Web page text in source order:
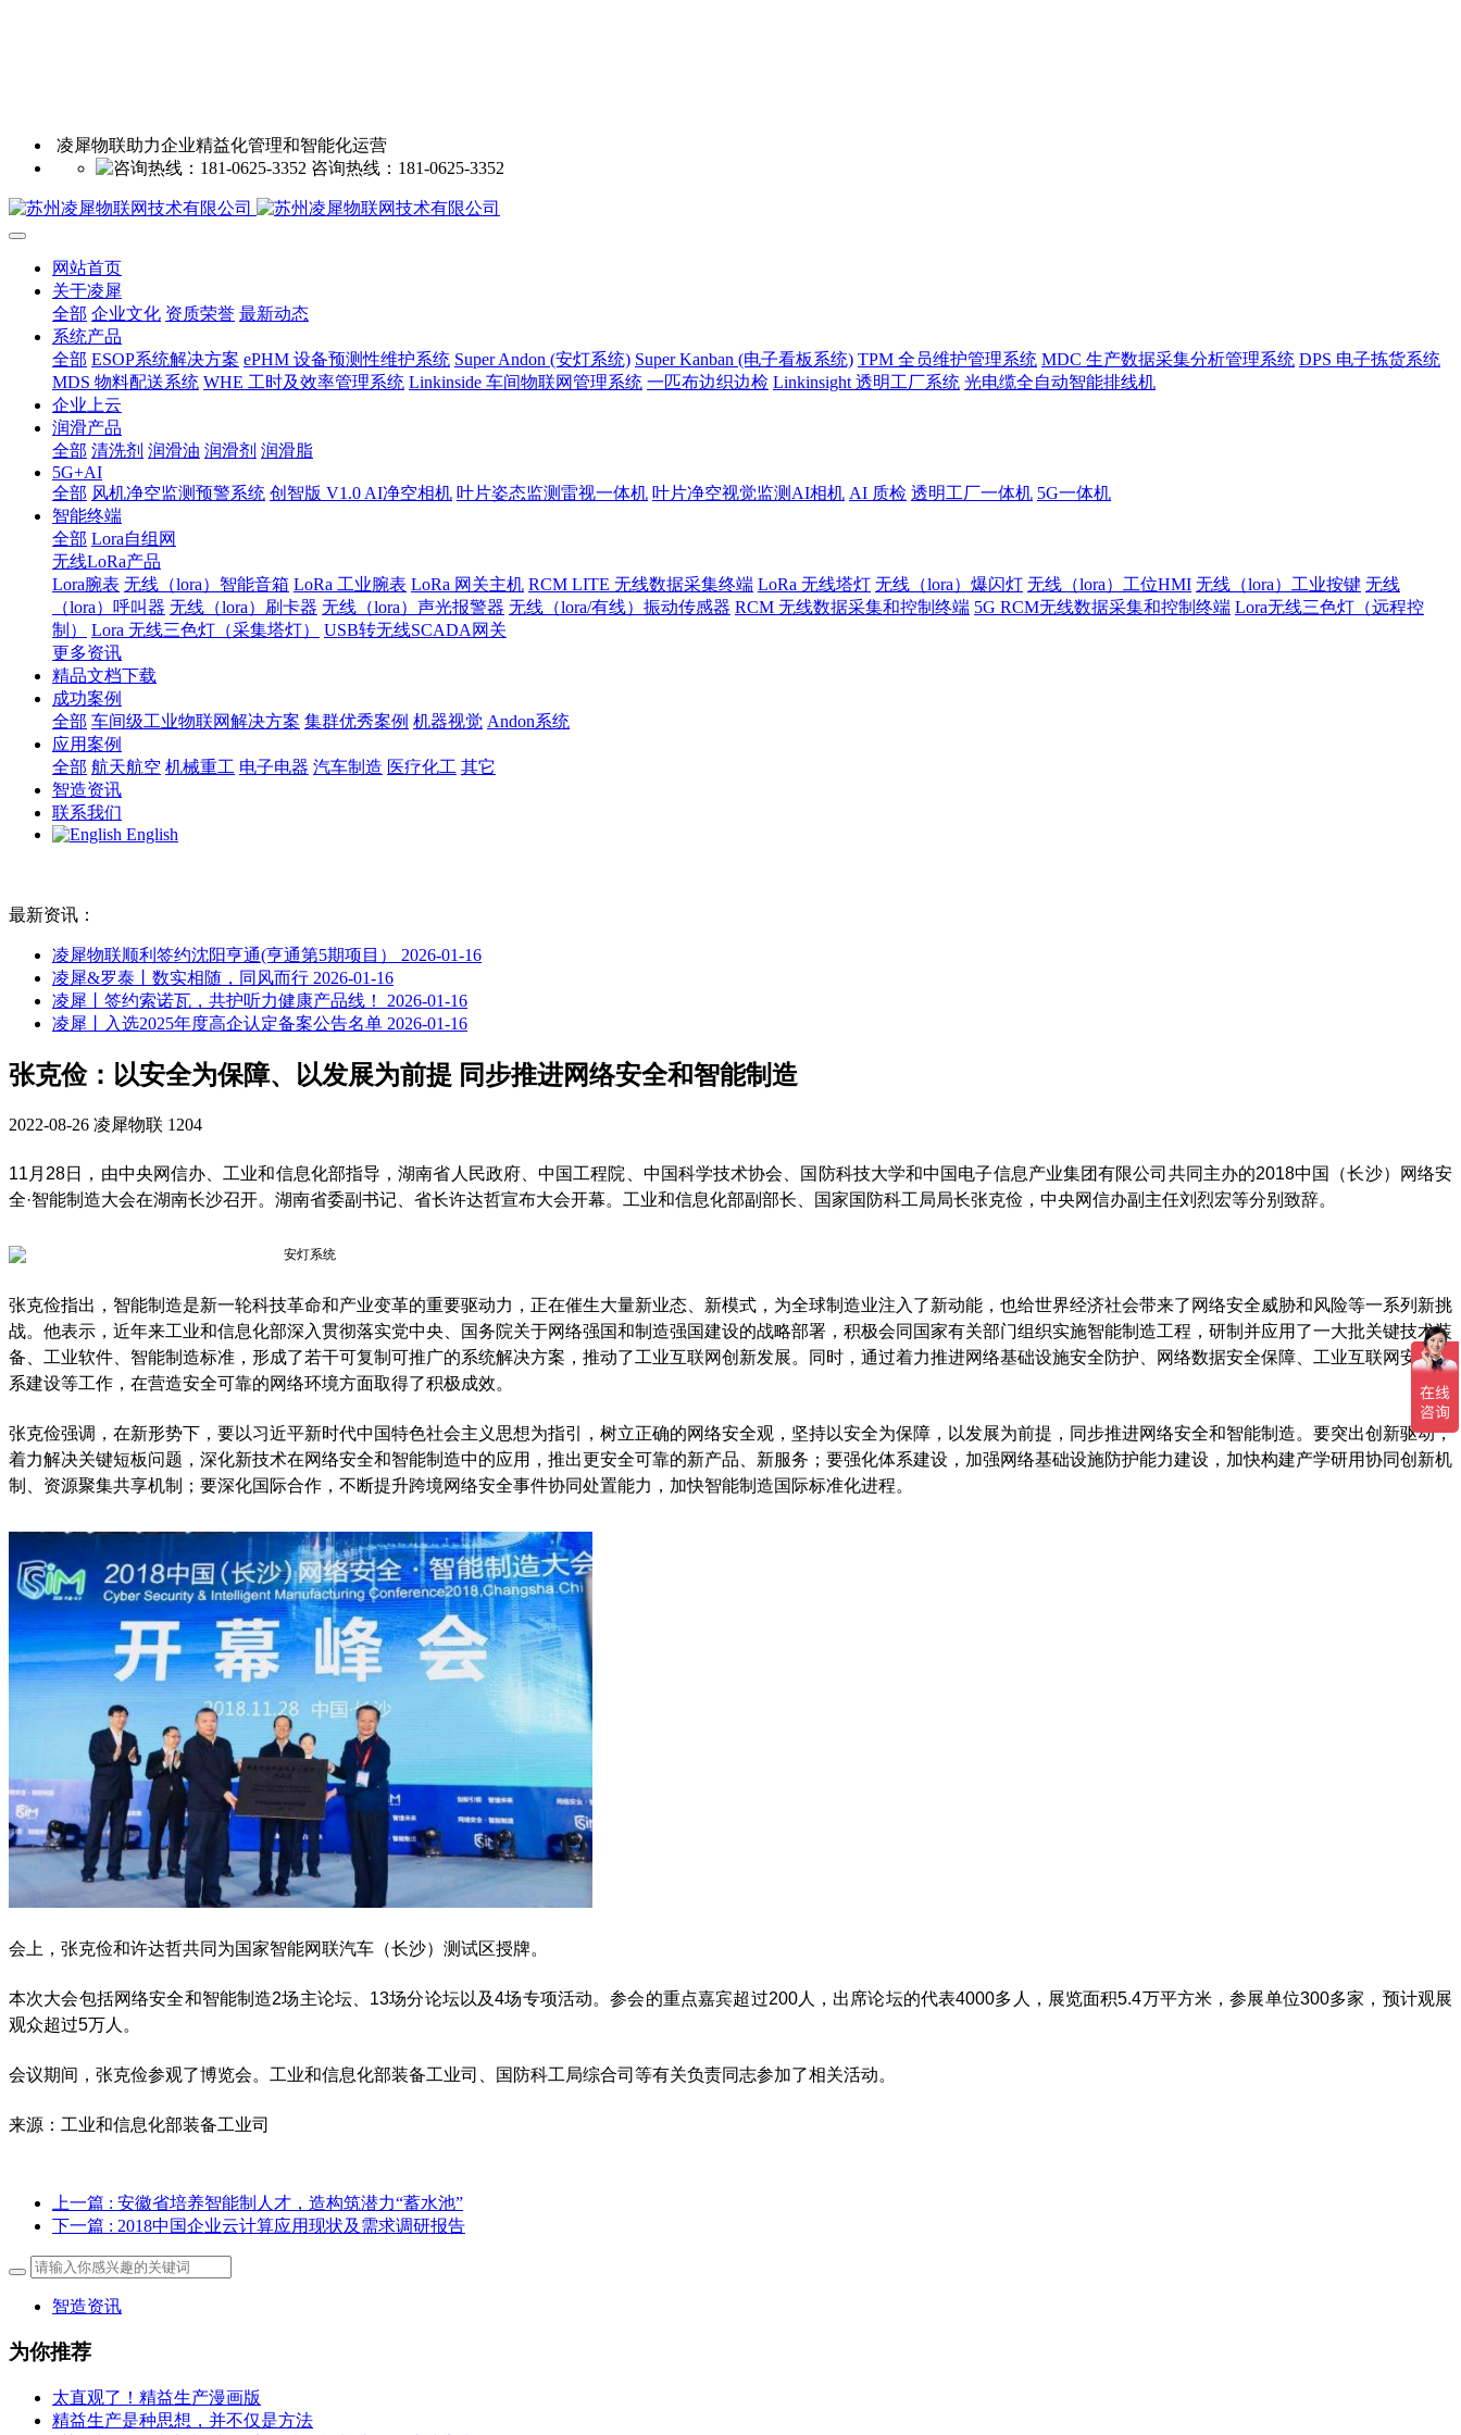
凌犀物联助力企业精益化管理和智能化运营
咨询热线：181-0625-3352
网站首页
关于凌犀
全部 企业文化 资质荣誉 最新动态
系统产品
全部 ESOP系统解决方案 ePHM 设备预测性维护系统 Super Andon (安灯系统) Super Kanban (电子看板系统) TPM 全员维护管理系统 MDC 生产数据采集分析管理系统 DPS 电子拣货系统
MDS 物料配送系统 WHE 工时及效率管理系统 Linkinside 车间物联网管理系统 一匹布边织边检 Linkinsight 透明工厂系统 光电缆全自动智能排线机
企业上云
润滑产品
全部 清洗剂 润滑油 润滑剂 润滑脂
5G+AI
全部 风机净空监测预警系统 创智版 V1.0 AI净空相机 叶片姿态监测雷视一体机 叶片净空视觉监测AI相机 AI 质检 透明工厂一体机 5G一体机
智能终端
全部 Lora自组网
无线LoRa产品
Lora腕表 无线（lora）智能音箱 LoRa 工业腕表 LoRa 网关主机 RCM LITE 无线数据采集终端 LoRa 无线塔灯 无线（lora）爆闪灯 无线（lora）工位HMI 无线（lora）工业按键 无线
（lora）呼叫器 无线（lora）刷卡器 无线（lora）声光报警器 无线（lora/有线）振动传感器 RCM 无线数据采集和控制终端 5G RCM无线数据采集和控制终端 Lora无线三色灯（远程控
制）
Lora 无线三色灯（采集塔灯）
USB转无线SCADA网关
更多资讯
精品文档下载
成功案例
全部 车间级工业物联网解决方案 集群优秀案例 机器视觉 Andon系统
应用案例
全部 航天航空 机械重工 电子电器 汽车制造 医疗化工 其它
智造资讯
联系我们
English
最新资讯：
凌犀物联顺利签约沈阳亨通(亨通第5期项目） 2026-01-16
凌犀&罗泰丨数实相随，同风而行 2026-01-16
凌犀丨签约索诺瓦，共护听力健康产品线！ 2026-01-16
凌犀丨入选2025年度高企认定备案公告名单 2026-01-16
张克俭：以安全为保障、以发展为前提 同步推进网络安全和智能制造
2022-08-26 凌犀物联 1204
11月28日，由中央网信办、工业和信息化部指导，湖南省人民政府、中国工程院、中国科学技术协会、国防科技大学和中国电子信息产业集团有限公司共同主办的2018中国（长沙）网络安
全·智能制造大会在湖南长沙召开。湖南省委副书记、省长许达哲宣布大会开幕。工业和信息化部副部长、国家国防科工局局长张克俭，中央网信办副主任刘烈宏等分别致辞。
张克俭指出，智能制造是新一轮科技革命和产业变革的重要驱动力，正在催生大量新业态、新模式，为全球制造业注入了新动能，也给世界经济社会带来了网络安全威胁和风险等一系列新挑
战。他表示，近年来工业和信息化部深入贯彻落实党中央、国务院关于网络强国和制造强国建设的战略部署，积极会同国家有关部门组织实施智能制造工程，研制并应用了一大批关键技术装
备、工业软件、智能制造标准，形成了若干可复制可推广的系统解决方案，推动了工业互联网创新发展。同时，通过着力推进网络基础设施安全防护、网络数据安全保障、工业互联网安全体
系建设等工作，在营造安全可靠的网络环境方面取得了积极成效。
张克俭强调，在新形势下，要以习近平新时代中国特色社会主义思想为指引，树立正确的网络安全观，坚持以安全为保障，以发展为前提，同步推进网络安全和智能制造。要突出创新驱动，
着力解决关键短板问题，深化新技术在网络安全和智能制造中的应用，推出更安全可靠的新产品、新服务；要强化体系建设，加强网络基础设施防护能力建设，加快构建产学研用协同创新机
制、资源聚集共享机制；要深化国际合作，不断提升跨境网络安全事件协同处置能力，加快智能制造国际标准化进程。
会上，张克俭和许达哲共同为国家智能网联汽车（长沙）测试区授牌。
本次大会包括网络安全和智能制造2场主论坛、13场分论坛以及4场专项活动。参会的重点嘉宾超过200人，出席论坛的代表4000多人，展览面积5.4万平方米，参展单位300多家，预计观展
观众超过5万人。
会议期间，张克俭参观了博览会。工业和信息化部装备工业司、国防科工局综合司等有关负责同志参加了相关活动。
来源：工业和信息化部装备工业司
上一篇 : 安徽省培养智能制人才，造构筑潜力“蓄水池”
下一篇 : 2018中国企业云计算应用现状及需求调研报告
智造资讯
为你推荐
太直观了！精益生产漫画版
精益生产是种思想，并不仅是方法